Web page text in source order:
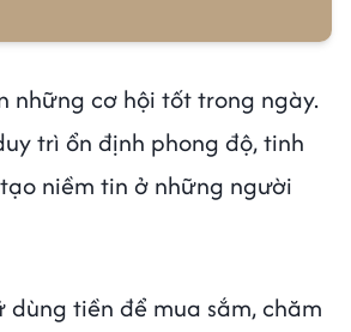
những cơ hội tốt trong ngày.
trì ổn định phong độ, tinh
niềm tin ở những người
dùng tiền để mua sắm, chăm